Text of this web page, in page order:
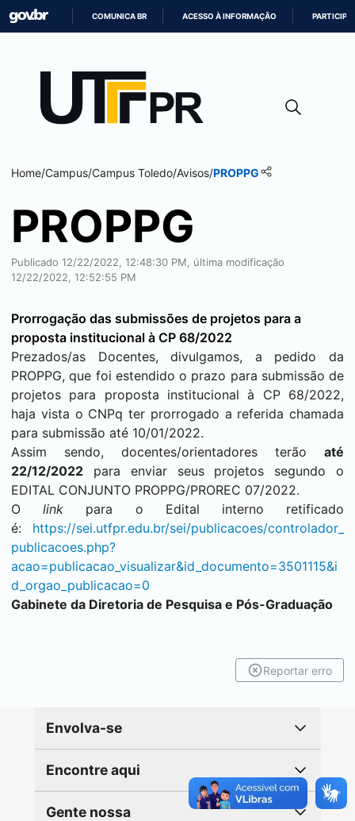
CONTEÚDO
COMUNICA BR ACESSO À INFORMAÇÃO PARTICIPE
Home/Campus/Campus Toledo/Avisos/PROPPG
PROPPG
Publicado 12/22/2022, 12:48:30 PM, última modificação
12/22/2022, 12:52:55 PM
Prorrogação das submissões de projetos para a
proposta institucional à CP 68/2022
Prezados/as Docentes, divulgamos, a pedido da
PROPPG, que foi estendido o prazo para submissão de
projetos para proposta institucional à CP 68/2022,
haja vista o CNPq ter prorrogado a referida chamada
para submissão até 10/01/2022.
Assim sendo, docentes/orientadores terão até
22/12/2022 para enviar seus projetos segundo o
EDITAL CONJUNTO PROPPG/PROREC 07/2022.
Olink para o Edital interno retificado
é: https://sei.utfpr.edu.br/sei/publicacoes/controlador_
publicacoes.php?
acao=publicacao_visualizar&id_documento=3501115&i
d_orgao_publicacao=0
Gabinete da Diretoria de Pesquisa e Pós-Graduação
Reportar erro
Envolva-se
Encontre aqui
Gente nossa